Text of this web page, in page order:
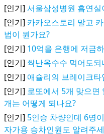
[인기] 서울삼성병원 흡연실
[인기] 카카오스토리 말고
법이 뭔가요?
[인기] 10억을 은행에 저금
[인기] 싹난옥수수 먹어도되
[인기] 애슐리의 브레이크
[인기] 로또에서 5개 맞으면
개는 어떻게 되나요?
[인기] 5인승 차량인데 6명
자가용 승차인원도 알려주